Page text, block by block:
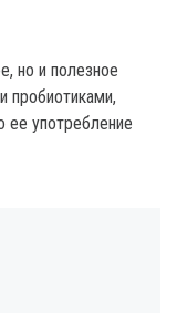
но и полезное
пробиотиками,
употребление